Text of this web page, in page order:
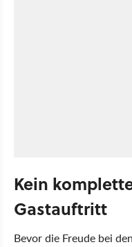
Kein
Gastauftritt
Bevor die Freude bei